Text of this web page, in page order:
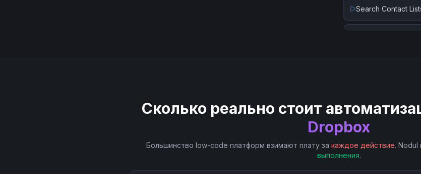
Search Contact
Сколько реально стоит
Dropbox
Большинство low-code платформ взимают плату за каждое действие. Nodul
выполнения.